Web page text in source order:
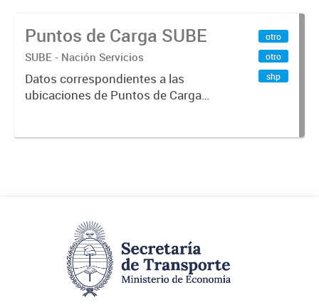
Puntos de Carga SUBE
SUBE - Nación Servicios
Datos correspondientes a las
ubicaciones de Puntos de Carga
otro
otro
shp